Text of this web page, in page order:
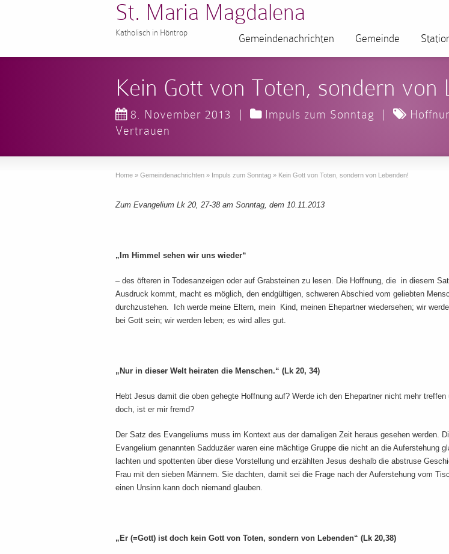
St. Maria Magdalena
Katholisch in Höntrop Gemeindenachrichten Gemeinde
Kein Gott von Toten, sondern von
8. November 2013 | Impuls zum Sonntag |
Vertrauen
Home » Gemeindenachrichten » Impuls zum Sonntag » Kein Gott von Toten, sondern von Lebenden!
Zum Evangelium Lk 20, 27-38 am Sonntag, dem 10.11.2013
„Im Himmel sehen wir uns wieder“
– des öfteren in Todesanzeigen oder auf Grabsteinen zu lesen. Die Hoffnung, die in diesem
Ausdruck kommt, macht es möglich, den endgültigen, schweren Abschied vom geliebten
durchzustehen. Ich werde meine Eltern, mein Kind, meinen Ehepartner wiedersehen; wir
bei Gott sein; wir werden leben; es wird alles gut.
„Nur in dieser Welt heiraten die Menschen.“ (Lk 20, 34)
Hebt Jesus damit die oben gehegte Hoffnung auf? Werde ich den Ehepartner nicht mehr treffen
doch, ist er mir fremd?
Der Satz des Evangeliums muss im Kontext aus der damaligen Zeit heraus gesehen werden.
Evangelium genannten Sadduzäer waren eine mächtige Gruppe die nicht an die Auferstehung
lachten und spottenten über diese Vorstellung und erzählten Jesus deshalb die abstruse
Frau mit den sieben Männern. Sie dachten, damit sei die Frage nach der Auferstehung vom
einen Unsinn kann doch niemand glauben.
„Er (=Gott) ist doch kein Gott von Toten, sondern von Lebenden“ (Lk 20,38)